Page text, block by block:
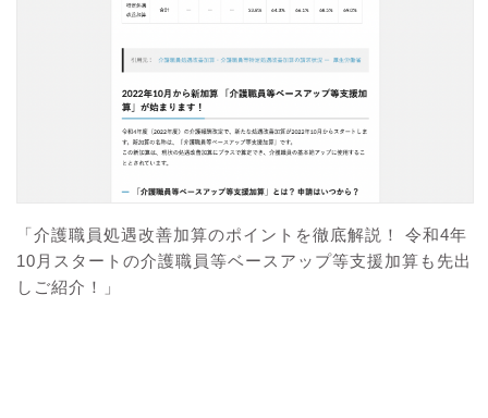
「介護職員処遇改善加算のポイントを徹底解説！ 令和4年
10月スタートの介護職員等ベースアップ等支援加算も先出
しご紹介！」